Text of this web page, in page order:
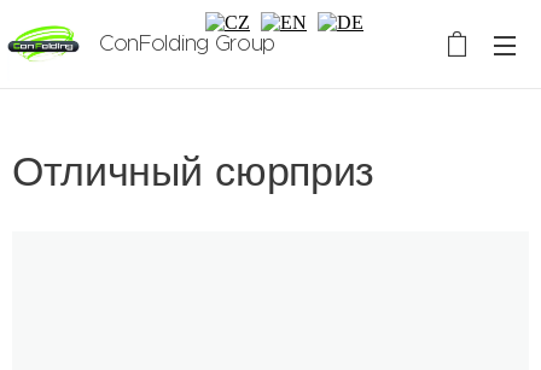
ConFolding Group
Отличный сюрприз